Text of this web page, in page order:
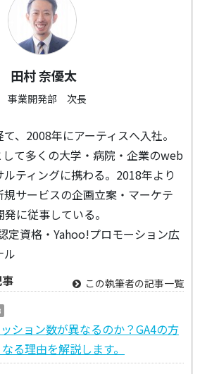
田村 奈優太
事業開発部 次長
、2008年にアーティスへ入社。
て多くの大学・病院・企業のweb
ティングに携わる。2018年より
サービスの企画立案・マーケテ
に従事している。
定資格・Yahoo!プロモーション広
ル
この執筆者の記事一覧
ション数が異なるのか？GA4の方
る理由を解説します。